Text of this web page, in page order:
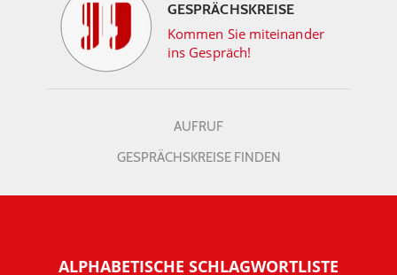
GESPRÄCHSKREISE
Kommen Sie miteinander
ins Gespräch!
AUFRUF
GESPRÄCHSKREISE FINDEN
ALPHABETISCHE SCHLAGWORTLISTE